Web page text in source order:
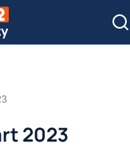
2023